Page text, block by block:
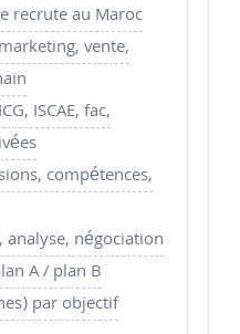
recrute au Maroc
vente,
ISCAE, fac,
compétences,
négociation
A / plan B
par objectif